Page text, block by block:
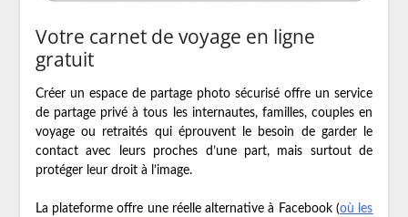
Votre carnet de voyage en ligne
gratuit
Créer un espace de partage photo sécurisé offre un service
de partage privé à tous les internautes, familles, couples en
voyage ou retraités qui éprouvent le besoin de garder le
contact avec leurs proches d’une part, mais surtout de
protéger leur droit à l’image.
La plateforme offre une réelle alternative à Facebook (où les